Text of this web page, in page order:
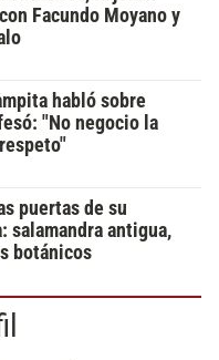
Facundo Moyano y
habló sobre
"No negocio la
puertas de su
salamandra antigua,
botánicos